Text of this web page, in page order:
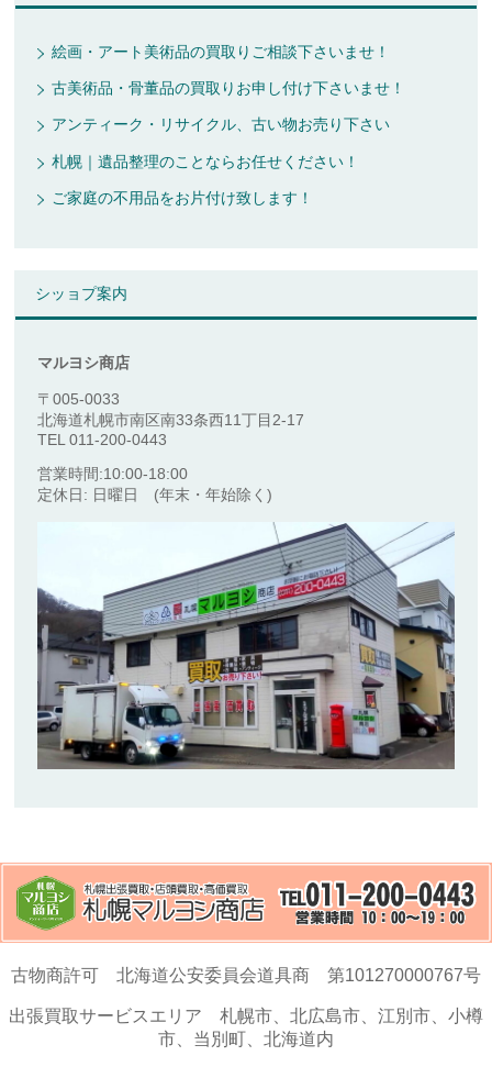
絵画・アート美術品の買取りご相談下さいませ！
古美術品・骨董品の買取りお申し付け下さいませ！
アンティーク・リサイクル、古い物お売り下さい
札幌｜遺品整理のことならお任せください！
ご家庭の不用品をお片付け致します！
シッョプ案内
マルヨシ商店
〒005-0033
北海道札幌市南区南33条西11丁目2-17
TEL 011-200-0443
営業時間:10:00-18:00
定休日: 日曜日 (年末・年始除く)
古物商許可 北海道公安委員会道具商 第101270000767号
出張買取サービスエリア 札幌市、北広島市、江別市、小樽
市、当別町、北海道内